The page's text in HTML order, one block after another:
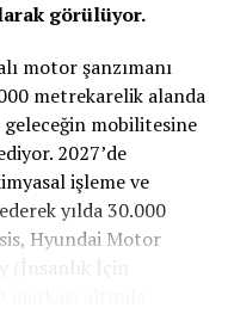
gibi yüksek tork
lastiğin zemine
E-carturkiyeekibi
Snowmaster 2
elektrikli araçların
görülüyor.
motor şanzımanı
metrekarelik alanda
mobilitesine
2027’de
işleme ve
yılda 30.000
Hyundai Motor
(İnsanlık İçin